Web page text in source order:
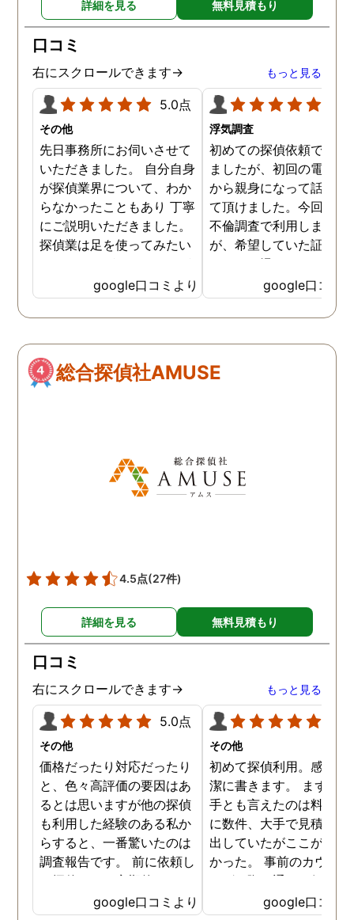
ていて、周りの人たちの
かげで夫と離婚ができそ
詳細を見る 無料見積もり
口コミ
右にスクロールできます→ もっと見る
5.0点
その他
先日事務所にお伺いさせて
いただきました。 自分自身
が探偵業界について、わか
らなかったこともあり 丁寧
にご説明いただきました。
探偵業は足を使ってみたい
SNSなどの知識も豊富で、
色んな視点から対応されて
います。 他の口コミにもあ
金が安く明確で親身になっ
て対応いただける探偵さん
google口コミより
浮気調査
初めての探偵依頼で緊張
ましたが、初回の電話相
から親身になって話を聞
て頂けました。今回、夫
不倫調査で利用しました
が、希望していた証拠を
っかりと撮ってもらうこ
が出来ました。調査中も
動きがある度に細かく報
してくださり、安心しま
読めない中、柔軟に対応
てくださったこと、本当
す。
google口コミ
総合探偵社AMUSE
4.5点(27件)
詳細を見る 無料見積もり
口コミ
右にスクロールできます→ もっと見る
5.0点
その他
価格だったり対応だったり
と、色々高評価の要因はあ
るとは思いますが他の探偵
も利用した経験のある私か
らすると、一番驚いたのは
調査報告です。 前に依頼し
た探偵では、定期的にまと
めて報告がくる為なかなか
google口コミより
その他
初めて探偵利用。感想を
潔に書きます。 まず、
手とも言えたのは料金。
に数件、大手で見積もり
出していたがここが一番
かった。 事前のカウン
ングの際の通りの価格で
途中での追加料金なども
google口コミ